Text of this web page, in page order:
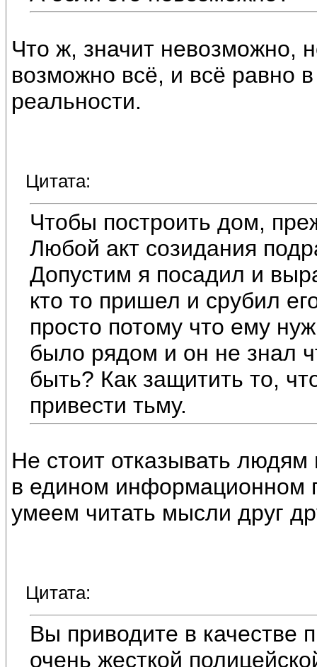
Что ж, значит невозможно,
возможно всё, и всё равно
реальности.
Цитата:
Чтобы построить дом,
Любой акт созидания
Допустим я посадил и
кто то пришел и срубил
просто потому что ему
было рядом и он не знал
быть? Как защитить то,
привести тьму.
Не стоит отказывать
в едином информационном
умеем читать мысли друг
Цитата:
Вы приводите в качестве
очень жесткой